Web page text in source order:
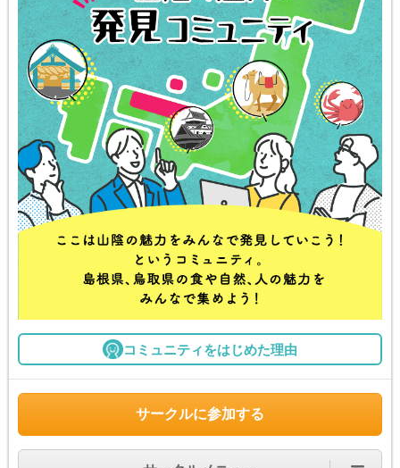
コミュニティをはじめた理由
サークルに参加する